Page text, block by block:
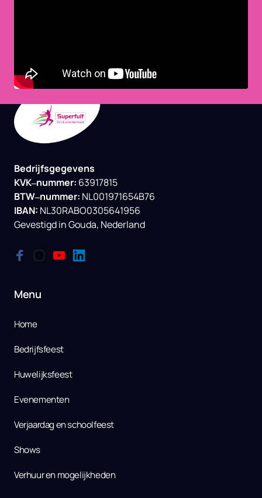
Bedrijfsgegevens
KVK‒nummer:
BTW‒nummer:
IBAN: NL30RABO0305641956
Gevestigd in Gouda, Nederland
Menu
Home
Bedrijfsfeest
Huwelijksfeest
Evenementen
Verjaardag en schoolfeest
Shows
Verhuur en mogelijkheden